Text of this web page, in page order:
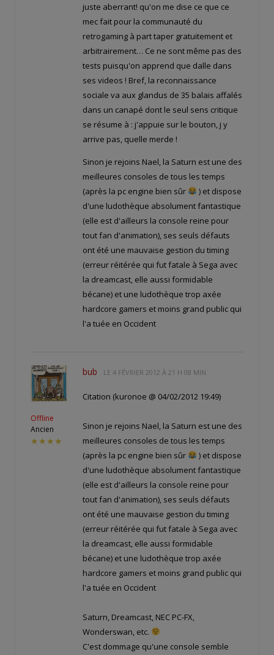
juste aberrant! qu'on me dise ce que ce
mec fait pour la communauté du
retrogaming à part taper gratuitement et
arbitrairement… Ce ne sont même pas des
tests puisqu'on apprend que dalle dans
ses videos ! Bref, la reconnaissance
sociale va aux glandus de 35 balais affalés
dans un canapé dont le seul sens critique
se résume à : j'appuie sur le bouton, j y
arrive pas, quelle merde !
Sinon je rejoins Nael, la Saturn est une des
meilleures consoles de tous les temps
(après la pc engine bien sûr
) et dispose
d'une ludothèque absolument fantastique
(elle est d'ailleurs la console reine pour
tout fan d'animation), ses seuls défauts
ont été une mauvaise gestion du timing
(erreur réitérée qui fut fatale à Sega avec
la dreamcast, elle aussi formidable
bécane) et une ludothèque trop axée
hardcore gamers et moins grand public qui
l'a tuée en Occident
Offline
Ancien
★★★★
bub LE 4 FÉVRIER 2012 À 21 H 08 MIN
Citation (kuronoe @ 04/02/2012 19:49)
Sinon je rejoins Nael, la Saturn est une des
meilleures consoles de tous les temps
(après la pc engine bien sûr
) et dispose
d'une ludothèque absolument fantastique
(elle est d'ailleurs la console reine pour
tout fan d'animation), ses seuls défauts
ont été une mauvaise gestion du timing
(erreur réitérée qui fut fatale à Sega avec
la dreamcast, elle aussi formidable
bécane) et une ludothèque trop axée
hardcore gamers et moins grand public qui
l'a tuée en Occident
Saturn, Dreamcast, NEC PC-FX,
Wonderswan, etc.
C'est dommage qu'une console semble